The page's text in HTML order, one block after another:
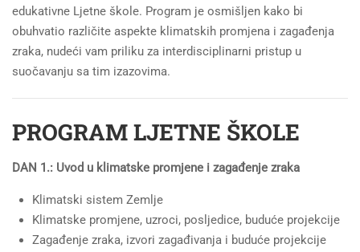
edukativne Ljetne škole. Program je osmišljen kako bi
obuhvatio različite aspekte klimatskih promjena i zagađenja
zraka, nudeći vam priliku za interdisciplinarni pristup u
suočavanju sa tim izazovima.
PROGRAM LJETNE ŠKOLE
DAN 1.: Uvod u klimatske promjene i zagađenje zraka
Klimatski sistem Zemlje
Klimatske promjene, uzroci, posljedice, buduće projekcije
Zagađenje zraka, izvori zagađivanja i buduće projekcije